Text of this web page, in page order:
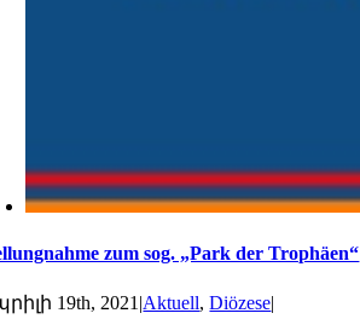
zum sog. „Park der Trophäen“
19th, 2021 |Aktuell,Diözese|